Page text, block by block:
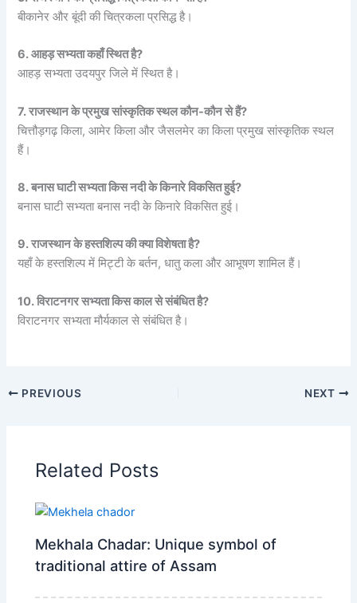
बीकानेर और बूंदी की चित्रकला प्रसिद्ध है।
6. आहड़ सभ्यता कहाँ स्थित है?
आहड़ सभ्यता उदयपुर जिले में स्थित है।
7. राजस्थान के प्रमुख सांस्कृतिक स्थल कौन-कौन से हैं?
चित्तौड़गढ़ किला, आमेर किला और जैसलमेर का किला प्रमुख सांस्कृतिक स्थल
हैं।
8. बनास घाटी सभ्यता किस नदी के किनारे विकसित हुई?
बनास घाटी सभ्यता बनास नदी के किनारे विकसित हुई।
9. राजस्थान के हस्तशिल्प की क्या विशेषता है?
यहाँ के हस्तशिल्प में मिट्टी के बर्तन, धातु कला और आभूषण शामिल हैं।
10. विराटनगर सभ्यता किस काल से संबंधित है?
विराटनगर सभ्यता मौर्यकाल से संबंधित है।
PREVIOUS NEXT
Related Posts
Mekhala Chadar: Unique symbol of
traditional attire of Assam